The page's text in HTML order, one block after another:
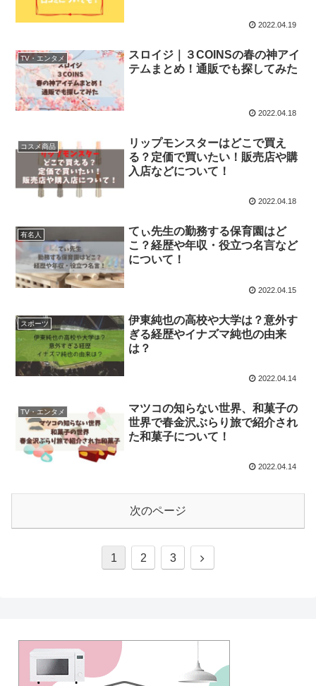
2022.04.19
TV・エンタメ
スロイジ｜３COINSの春の神アイ
テムまとめ！通販でも探してみた
2022.04.18
コスメ商品
リップモンスターはどこで買え
る？定価で買いたい！販売店や購
入店などについて！
2022.04.18
有名人
てぃ先生の勤務する保育園はど
こ？経歴や年収・役立つ名言など
について！
2022.04.15
スポーツ
伊東純也の高校や大学は？意外す
ぎる経歴やイナズマ純也の由来
は？
2022.04.14
TV・エンタメ
マツコの知らない世界、和菓子の
世界で春金沢ぶらり旅で紹介され
た和菓子について！
2022.04.14
次のページ
1 2 3